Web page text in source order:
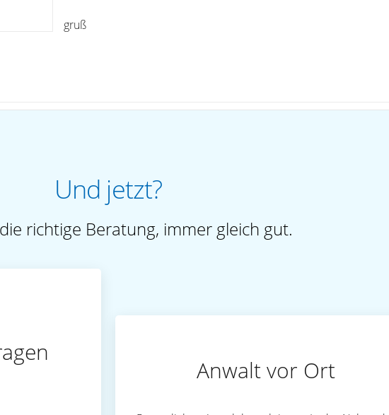
gruß
Und jetzt?
richtige Beratung, immer gleich gut.
Anwalt vor Ort